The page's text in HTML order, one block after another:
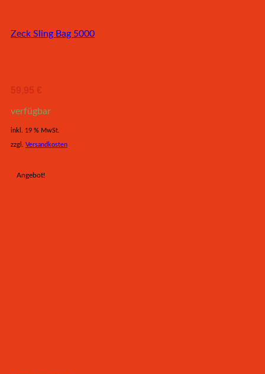
Zeck Sling Bag 5000
59,95 €
verfügbar
inkl. 19 % MwSt.
zzgl. Versandkosten
Angebot!